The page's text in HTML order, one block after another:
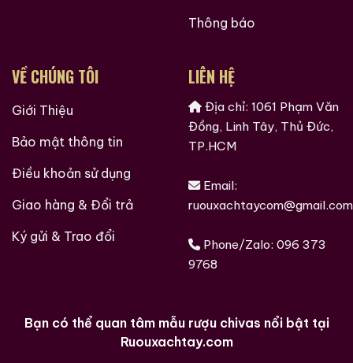
Thông báo
VỀ CHÚNG TÔI
Giới Thiệu
Bảo mật thông tin
Điều khoản sử dụng
Giao hàng & Đổi trả
Ký gửi & Trao đổi
LIÊN HỆ
Địa chỉ: 1061 Phạm Văn
Đồng, Linh Tây, Thủ Đức,
TP.HCM
Email:
ruouxachtaycom@gmail.com
Phone/Zalo: 096 373
9768
Bạn có thể quan tâm mẫu rượu chivas nổi bật tại
Ruouxachtay.com